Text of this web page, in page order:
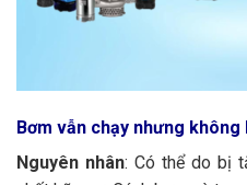
Bơm vẫn chạy nhưng
Nguyên nhân: Có thể do bị